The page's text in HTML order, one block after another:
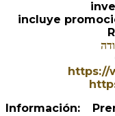
incluye
https://
Información: